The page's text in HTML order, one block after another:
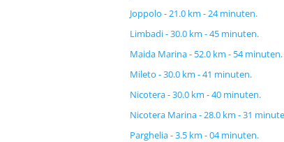
Joppolo - 21.0 km - 24 minuten.
Limbadi - 30.0 km - 45 minuten.
Maida Marina - 52.0 km - 54 minuten.
Mileto - 30.0 km - 41 minuten.
Nicotera - 30.0 km - 40 minuten.
Nicotera Marina - 28.0 km - 31
Parghelia - 3.5 km - 04 minuten.